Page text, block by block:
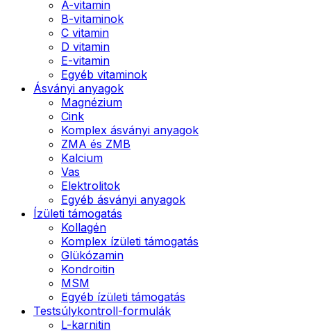
A-vitamin
B-vitaminok
C vitamin
D vitamin
E-vitamin
Egyéb vitaminok
Ásványi anyagok
Magnézium
Cink
Komplex ásványi anyagok
ZMA és ZMB
Kalcium
Vas
Elektrolitok
Egyéb ásványi anyagok
Ízületi támogatás
Kollagén
Komplex ízületi támogatás
Glükózamin
Kondroitin
MSM
Egyéb ízületi támogatás
Testsúlykontroll-formulák
L-karnitin